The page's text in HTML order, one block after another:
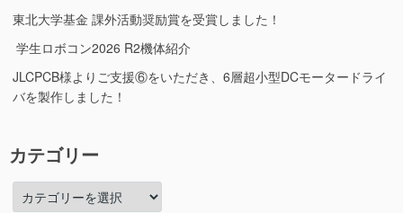
東北大学基金 課外活動奨励賞を受賞しました！
学生ロボコン2026 R2機体紹介
JLCPCB様よりご支援⑥をいただき、6層超小型DCモータードライ
バを製作しました！
カテゴリー
テ